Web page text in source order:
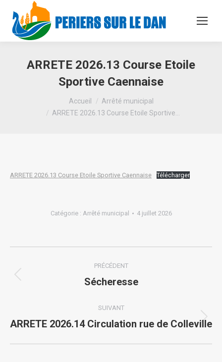
ARRETE 2026.13 Course Etoile
Sportive Caennaise
Accueil
Arrêté municipal
ARRETE 2026.13 Course Etoile Sportive…
ARRETE 2026.13 Course Etoile Sportive Caennaise Télécharger
Catégorie : Arrêté municipal 4 juillet 2026
article
PRÉCÉDENT
Article
:
Sécheresse
SUIVANT
Article
ARRETE 2026.14 Circulation rue de Colleville